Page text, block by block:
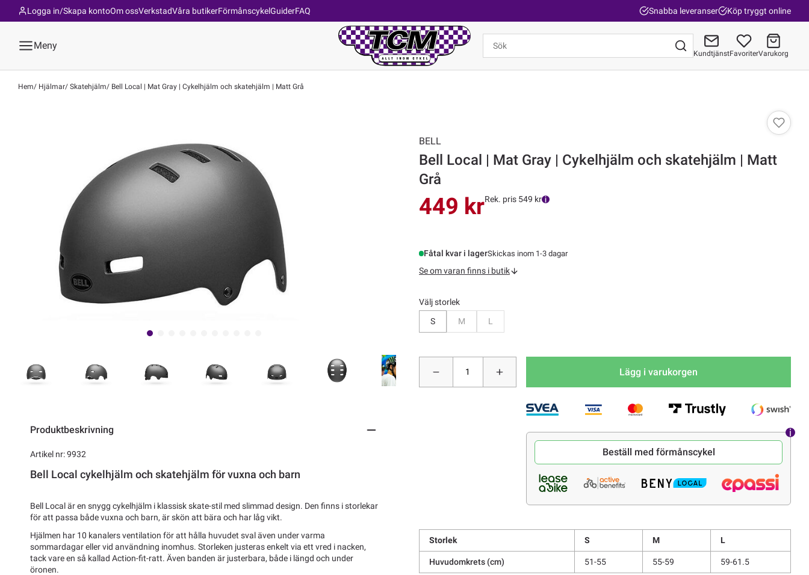
Om ossVerkstadVåra butikerFörmånscykelGuiderFAQ
Logga in/Skapa konto Snabba leveranser Köp tryggt online
Meny
KundtjänstFavoriterVarukorg
Hem Hjälmar Skatehjälm Bell Local | Mat Gray | Cykelhjälm och skatehjälm | Matt Grå
Produktbeskrivning
Artikel nr: 9932
Bell Local cykelhjälm och skatehjälm för vuxna och barn
Bell Local är en snygg cykelhjälm i klassisk skate-stil med slimmad design. Den finns i storlekar
för att passa både vuxna och barn, är skön att bära och har låg vikt.
Hjälmen har 10 kanalers ventilation för att hålla huvudet sval även under varma
sommardagar eller vid användning inomhus. Storleken justeras enkelt via ett vred i nacken,
tack vare en så kallad Action-fit-ratt. Även banden är justerbara, både i längd och under
öronen.
BELL
Bell Local | Mat Gray | Cykelhjälm och skatehjälm | Matt
Grå
449 krRek. pris 549 kr
Fåtal kvar i lagerSkickas inom 1-3 dagar
Se om varan finns i butik
Välj storlek
S
M L
Lägg i varukorgen
Beställ med förmånscykel
Storlek S M L
Huvudomkrets (cm) 51-55 55-59 59-61.5